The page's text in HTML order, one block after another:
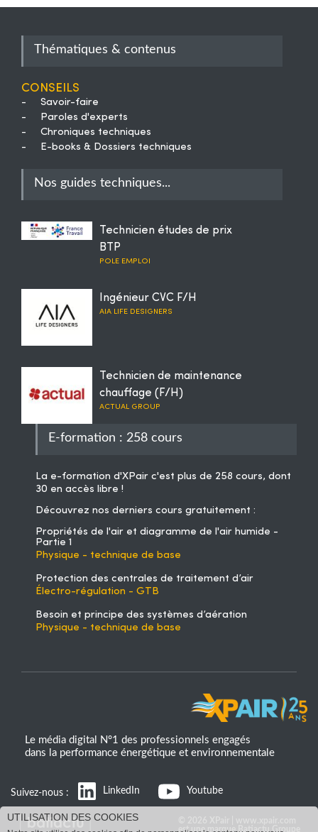
Thématiques & contenus
Conseils
-
Savoir-faire
-
Paroles d'experts
-
Chroniques techniques
-
E-books & Dossiers techniques
Nos guides techniques...
Technicien études de prix
BTP
POLE EMPLOI
Ingénieur CVC F/H
AIA LIFE DESIGNERS
Technicien de maintenance
chauffage (F/H)
ACTUAL GROUP
E-formation : 258 cours
La e-formation d'XPair c'est plus de 258 cours, dont
30 en accès libre !
Découvrez nos derniers cours gratuitement :
Propriétés de l'air et diagramme de l'air humide -
Partie 1
Physique - technique de base
Protection des centrales de traitement d’air
Électro-régulation - GTB
Besoin et principe des systèmes d’aération
Physique - technique de base
Le média digital N°1 des professionnels engagés
dans la performance énergétique et environnementale
Suivez-nous : LinkedIn Youtube
est une marque Batiactu Groupe
UTILISATION DES COOKIES